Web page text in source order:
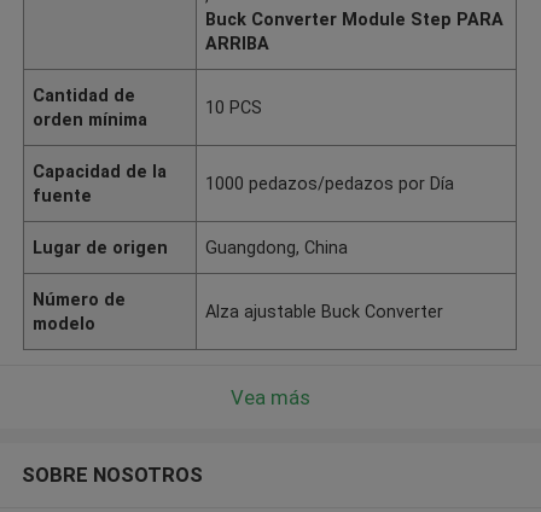
Buck Converter Module Step PARA
ARRIBA
Cantidad de
orden mínima
10 PCS
Capacidad de la
fuente
1000 pedazos/pedazos por Día
Lugar de origen Guangdong, China
Número de
modelo
Alza ajustable Buck Converter
Vea más
SOBRE NOSOTROS